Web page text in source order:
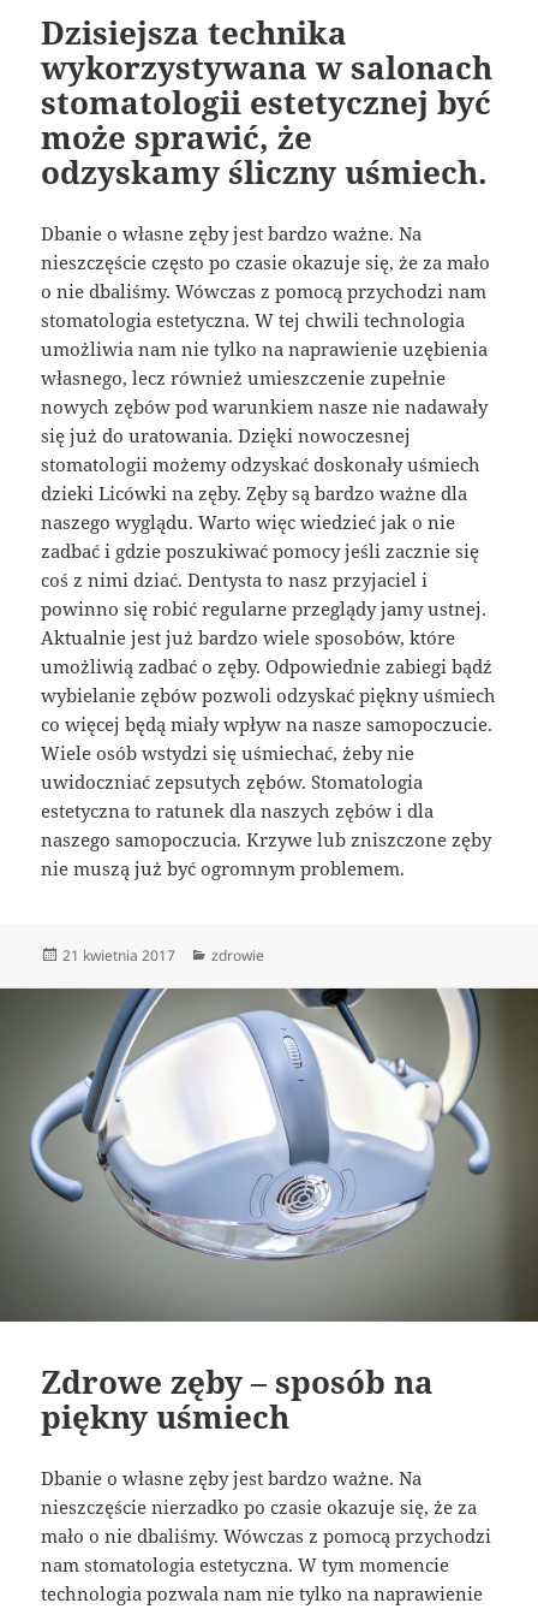
Dzisiejsza technika
wykorzystywana w salonach
stomatologii estetycznej być
może sprawić, że
odzyskamy śliczny uśmiech.
Dbanie o własne zęby jest bardzo ważne. Na
nieszczęście często po czasie okazuje się, że za mało
o nie dbaliśmy. Wówczas z pomocą przychodzi nam
stomatologia estetyczna. W tej chwili technologia
umożliwia nam nie tylko na naprawienie uzębienia
własnego, lecz również umieszczenie zupełnie
nowych zębów pod warunkiem nasze nie nadawały
się już do uratowania. Dzięki nowoczesnej
stomatologii możemy odzyskać doskonały uśmiech
dzieki Licówki na zęby. Zęby są bardzo ważne dla
naszego wyglądu. Warto więc wiedzieć jak o nie
zadbać i gdzie poszukiwać pomocy jeśli zacznie się
coś z nimi dziać. Dentysta to nasz przyjaciel i
powinno się robić regularne przeglądy jamy ustnej.
Aktualnie jest już bardzo wiele sposobów, które
umożliwią zadbać o zęby. Odpowiednie zabiegi bądź
wybielanie zębów pozwoli odzyskać piękny uśmiech
co więcej będą miały wpływ na nasze samopoczucie.
Wiele osób wstydzi się uśmiechać, żeby nie
uwidoczniać zepsutych zębów. Stomatologia
estetyczna to ratunek dla naszych zębów i dla
naszego samopoczucia. Krzywe lub zniszczone zęby
nie muszą już być ogromnym problemem.
Data
21 kwietnia 2017 Kategorie
zdrowie
Zdrowe zęby – sposób na
piękny uśmiech
Dbanie o własne zęby jest bardzo ważne. Na
nieszczęście nierzadko po czasie okazuje się, że za
mało o nie dbaliśmy. Wówczas z pomocą przychodzi
nam stomatologia estetyczna. W tym momencie
technologia pozwala nam nie tylko na naprawienie